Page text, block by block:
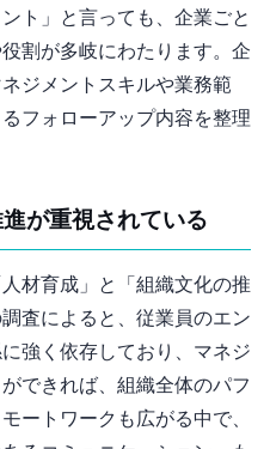
ト」と言っても、企業ごと
割が多岐にわたります。企
ジメントスキルや業務範
フォローアップ内容を整理
が重視されている
材育成」と「組織文化の推
の調査によると、従業員のエン
強く依存しており、マネジ
できれば、組織全体のパフ
ートワークも広がる中で、